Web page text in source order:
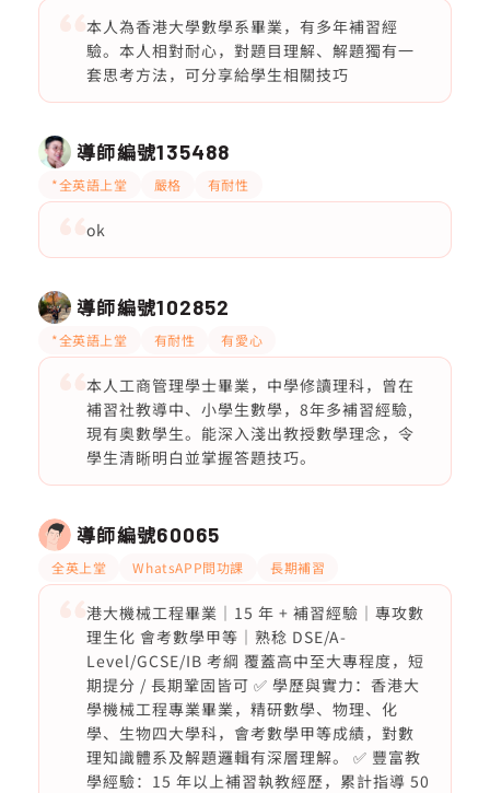
本人為香港大學數學系畢業，有多年補習經
驗。本人相對耐心，對題目理解、解題獨有一
套思考方法，可分享給學生相關技巧
導師編號135488
*全英語上堂 嚴格 有耐性
ok
導師編號102852
*全英語上堂 有耐性 有愛心
本人工商管理學士畢業，中學修讀理科，曾在
補習社教導中、小學生數學，8年多補習經驗,
現有奥數學生。能深入淺出教授數學理念，令
學生清𥇦明白並掌握答題技巧。
導師編號60065
全英上堂 WhatsAPP問功課 長期補習
港大機械工程畢業｜15 年 + 補習經驗｜專攻數
理生化 會考數學甲等｜熟稔 DSE/A-
Level/GCSE/IB 考綱 覆蓋高中至大專程度，短
期提分 / 長期鞏固皆可 ✅ 學歷與實力：香港大
學機械工程專業畢業，精研數學、物理、化
學、生物四大學科，會考數學甲等成績，對數
理知識體系及解題邏輯有深層理解。 ✅ 豐富教
學經驗：15 年以上補習執教經歷，累計指導 50